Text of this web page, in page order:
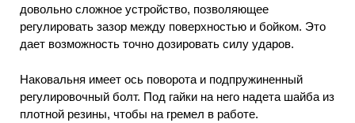
довольно сложное устройство, позволяющее
регулировать зазор между поверхностью и бойком. Это
дает возможность точно дозировать силу ударов.
Наковальня имеет ось поворота и подпружиненный
регулировочный болт. Под гайки на него надета шайба из
плотной резины, чтобы на гремел в работе.